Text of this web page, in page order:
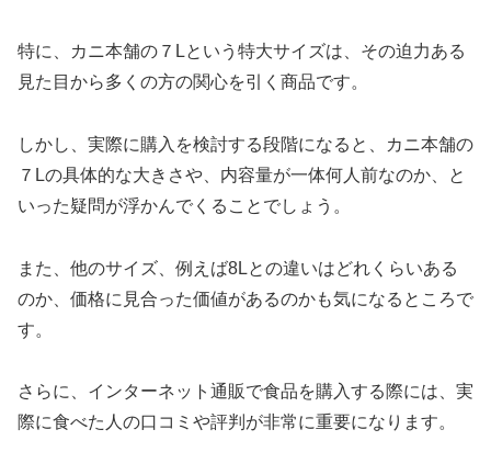
特に、カニ本舗の７Lという特大サイズは、その迫力ある
見た目から多くの方の関心を引く商品です。
しかし、実際に購入を検討する段階になると、カニ本舗の
７Lの具体的な大きさや、内容量が一体何人前なのか、と
いった疑問が浮かんでくることでしょう。
また、他のサイズ、例えば8Lとの違いはどれくらいある
のか、価格に見合った価値があるのかも気になるところで
す。
さらに、インターネット通販で食品を購入する際には、実
際に食べた人の口コミや評判が非常に重要になります。